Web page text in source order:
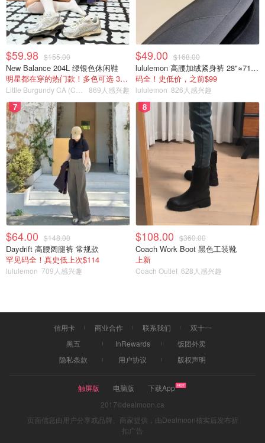
$59.98 $155.00
New Balance 204L 绿银色休闲鞋
明星都在穿的热门款！多色可选 3.8折
869人感兴趣
$49.00 $168.00
lululemon 高腰加绒紧身裤 28"≈71cm 5个口袋
码全！史低价，之前$99
lululemon 826人感兴趣
7
$64.00 $148.00
Daydrift 高腰阔腿裤 常规款
罕见码全！真史低上次$114
lululemon 709人感兴趣
8
$108.00 $360.00
Coach Work Boot 黑色工装靴
上新
Coach Outlet 628人感兴趣
信用卡 商业合作 联系我们
双十一
黑五
InRewards
饭团外卖
隐私条款
用户协议 版权声明
触屏版 电脑版
下载App
2017©dealmoon.ca
页面信息由用户分享或品牌、商家提供，由Dealmoon核实后发布折
扣广告